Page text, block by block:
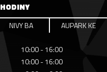
NIVY BA AUPARK KE
10:00 - 16:00
10:00 - 16:00